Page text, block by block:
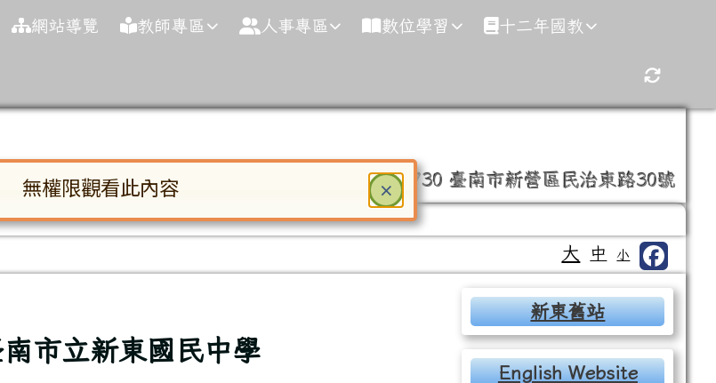
網
網站導覽 教師專區 人事專區 數位學習 十二年國教
重新取得
(06)632-2954 (06)635-0246 730 臺南市新營區民治東路30號
大 中 小
南市立新東國民中學
右邊區域內容
新東舊站
English Website
× 關閉
無權限觀看此內容
Tab 鍵在選項間移動焦點。按下 Enter 鍵或空白鍵確認，按下 Escape 鍵關閉